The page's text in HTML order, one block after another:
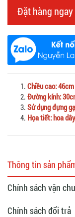
Đặt hàng ngay
Chiều cao: 46cm
Đường kính:
Sử dụng đựng
Họa tiết: hoa
Thông tin sản
Chính sách vận
Chính sách đổi trả